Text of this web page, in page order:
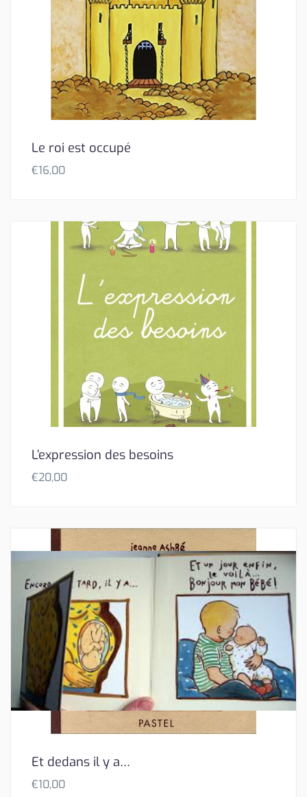
Le roi est occupé
€16,00
L’expression des besoins
€20,00
Et dedans il y a…
€10,00